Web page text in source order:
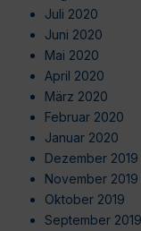
Juli 2020
Juni 2020
Mai 2020
April 2020
März 2020
Februar 2020
Januar 2020
Dezember 2019
November 2019
Oktober 2019
September 2019